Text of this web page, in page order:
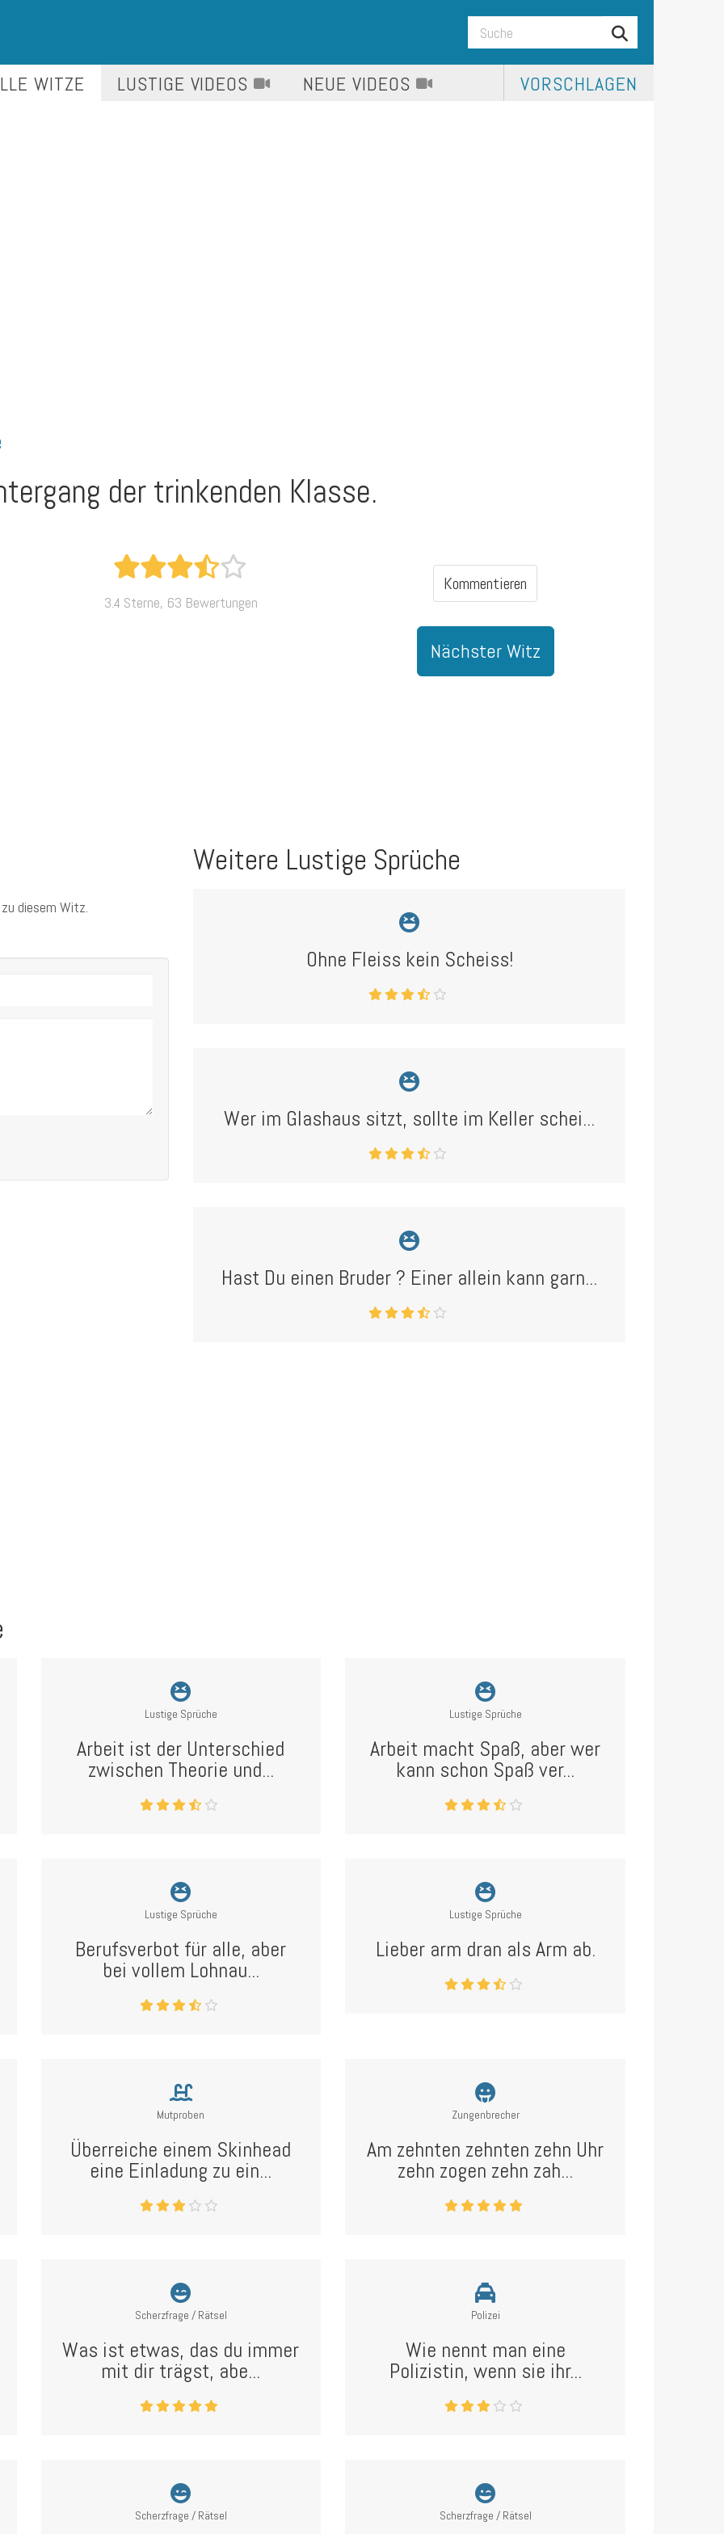
WITZE LUSTIGE VIDEOS NEUE VIDEOS VORSCHLAGEN
der trinkenden Klasse.
3.4 Sterne, 63 Bewertungen
Kommentieren
Nächster Witz
diesem Witz.
Weitere Lustige Sprüche
Ohne Fleiss kein Scheiss!
Wer im Glashaus sitzt, sollte im Keller schei...
Hast Du einen Bruder ? Einer allein kann garn...
Lustige Sprüche
Arbeit ist der Unterschied
zwischen Theorie und...
Lustige Sprüche
Arbeit macht Spaß, aber wer
kann schon Spaß ver...
Lustige Sprüche
Berufsverbot für alle, aber
bei vollem Lohnau...
Lustige Sprüche
Lieber arm dran als Arm ab.
Mutproben
Überreiche einem Skinhead
eine Einladung zu ein...
Zungenbrecher
Am zehnten zehnten zehn Uhr
zehn zogen zehn zah...
Scherzfrage / Rätsel
Was ist etwas, das du immer
mit dir trägst, abe...
Polizei
Wie nennt man eine
Polizistin, wenn sie ihr...
Scherzfrage / Rätsel Scherzfrage / Rätsel